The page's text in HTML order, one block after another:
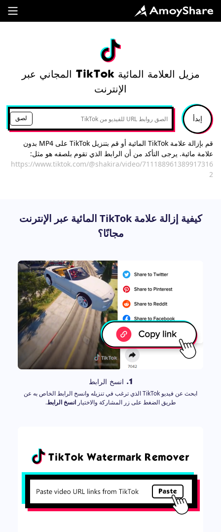
مزيل العلامة المائية TikTok المجاني عبر
الإنترنت
لصق إبدأ
قم بإزالة علامة TikTok المائية أو قم بتنزيل TikTok على MP4 بدون
علامة مائية. يرجى التأكد من أن الرابط الذي تقوم بلصقه هو مثل:
https://www.tiktok.com/@shakira/video/711188961389917316
2
كيفية إزالة علامة TikTok المائية عبر الإنترنت
مجانًا؟
1. انسخ الرابط
ابحث عن فيديو TikTok الذي ترغب في تنزيله وانسخ الرابط الخاص به عن
طريق الضغط على زر المشاركة والاختيارانسخ الرابط.